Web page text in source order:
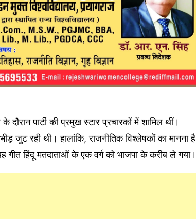
पार्टी की प्रमुख स्टार प्रचारकों में शामिल थीं।
जुट रही थी। हालांकि, राजनीतिक विश्लेषकों का मानना है
गीत हिंदू मतदाताओं के एक वर्ग को भाजपा के करीब ले गया।